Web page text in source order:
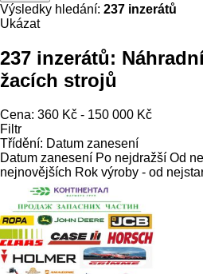
Výsledky hledání: 237 inzerátů
Ukázat
237 inzerátů:
žacích strojů
Cena: 360 Kč - 150 000 Kč
Filtr
Třídění: Datum zanesení
Datum zanesení Po nejdražší Od
nejnovějších Rok výroby - od